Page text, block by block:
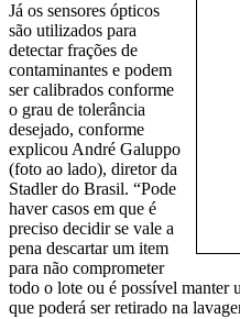
Já os sensores ópticos
são utilizados para
detectar frações de
contaminantes e podem
ser calibrados conforme
o grau de tolerância
desejado, conforme
explicou André Galuppo
(foto ao lado), diretor da
Stadler do Brasil. “Pode
haver casos em que é
preciso decidir se vale a
pena descartar um item
para não comprometer
todo o lote ou é possível manter
que poderá ser retirado na